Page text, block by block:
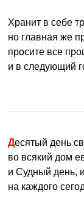
Хранит в себе
но главная же
просите все
и в следующий
Десятый день
во всякий дом
и Судный день,
на каждого